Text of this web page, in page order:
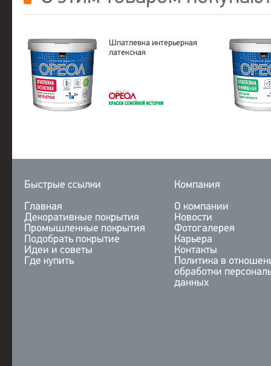
Шпатлевка интерьерная
латексная
Быстрые ссылки
Главная
Декоративные покрытия
Промышленные покрытия
Подобрать покрытие
Идеи и советы
Где купить
Компания
О компании
Новости
Фотогалерея
Карьера
Контакты
Политика в
обработки
данных